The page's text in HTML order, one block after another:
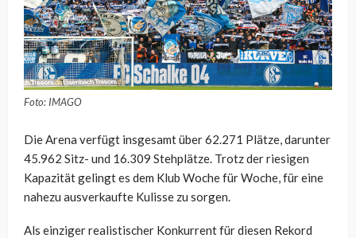
Foto: IMAGO
Die Arena verfügt insgesamt über 62.271 Plätze, darunter
45.962 Sitz- und 16.309 Stehplätze. Trotz der riesigen
Kapazität gelingt es dem Klub Woche für Woche, für eine
nahezu ausverkaufte Kulisse zu sorgen.
Als einziger realistischer Konkurrent für diesen Rekord